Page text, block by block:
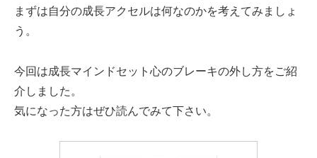
まずは自分の成長アクセルは何なのかを考えてみましょ
う。
今回は成長マインドセット心のブレーキの外し方をご紹
介しました。
気になった方はぜひ読んでみて下さい。